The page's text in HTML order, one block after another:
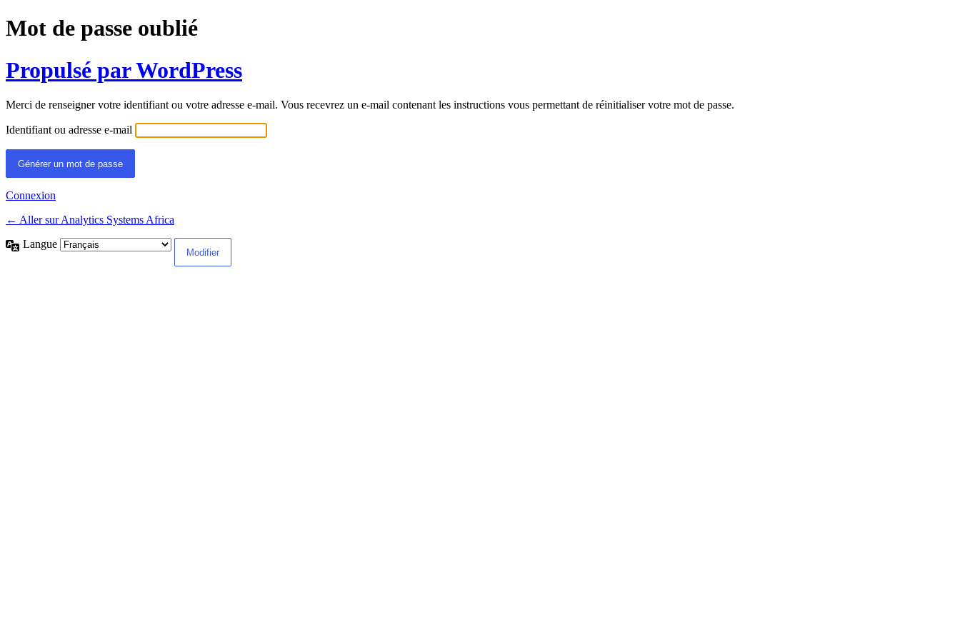
Mot de passe oublié
Propulsé par WordPress
Merci de renseigner votre identifiant ou votre adresse e-mail. Vous recevrez un e-mail contenant les instructions vous permettant de réinitialiser votre mot de passe.
Identifiant ou adresse e-mail
Connexion
← Aller sur Analytics Systems Africa
Langue